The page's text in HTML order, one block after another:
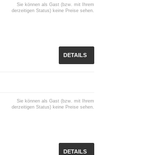
Sie können als Gast (bzw. mit Ihrem
derzeitigen Status) keine Preise sehen.
DETAILS
Sie können als Gast (bzw. mit Ihrem
derzeitigen Status) keine Preise sehen.
DETAILS